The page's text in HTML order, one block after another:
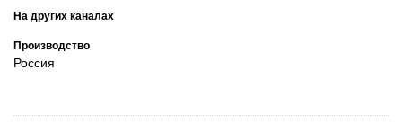
На других каналах
Производство
Россия